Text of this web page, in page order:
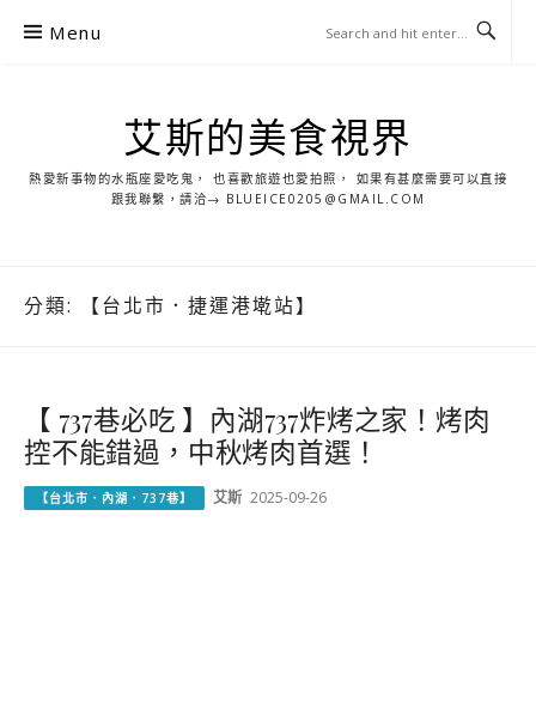
Menu
艾斯的美食視界
熱愛新事物的水瓶座愛吃鬼， 也喜歡旅遊也愛拍照， 如果有甚麼需要可以直接
跟我聯繫，請洽→ BLUEICE0205@GMAIL.COM
分類: 【台北市．捷運港墘站】
【 737巷必吃 】內湖737炸烤之家！烤肉
控不能錯過，中秋烤肉首選！
【台北市．內湖．737巷】 艾斯 2025-09-26